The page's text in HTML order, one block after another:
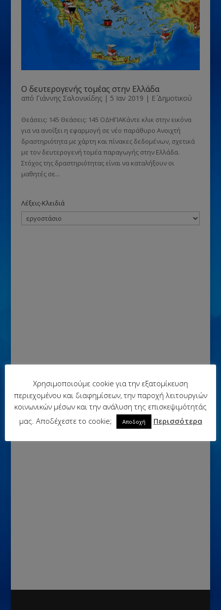
Ο δευτερογενής τομέας στην Ελλάδα
από Γιάννης Σαλονικίδης| 5 Ιαν 2019 | Ε΄ Δημοτικού
Θεάσεις: 145 Θεάσεις: 145 ΟΔΗΓΙΑΚάντε κλικ στην εικόνα
για να ανοίξει η εφαρμογή σε νέο παράθυρο Ανοιχτή
δραστηριότητα με χάρτη και πίνακες δεδομένων, σχετικά
με τον δευτερογενή τομέα παραγωγής στην Ελλάδα.
Στόχος της δραστηριότητας είναι να καταλήξουν οι
μαθητές σε...
Λέξεις-Κλειδιά
Χρησιμοποιούμε cookie για την εξατομίκευση
περιεχομένου και διαφημίσεων, την παροχή λειτουργιών
κοινωνικών μέσων και την ανάλυση της επισκεψιμότητάς
μας. Αποδέχεστε το cookie;
Αποδοχή Περισσότερα